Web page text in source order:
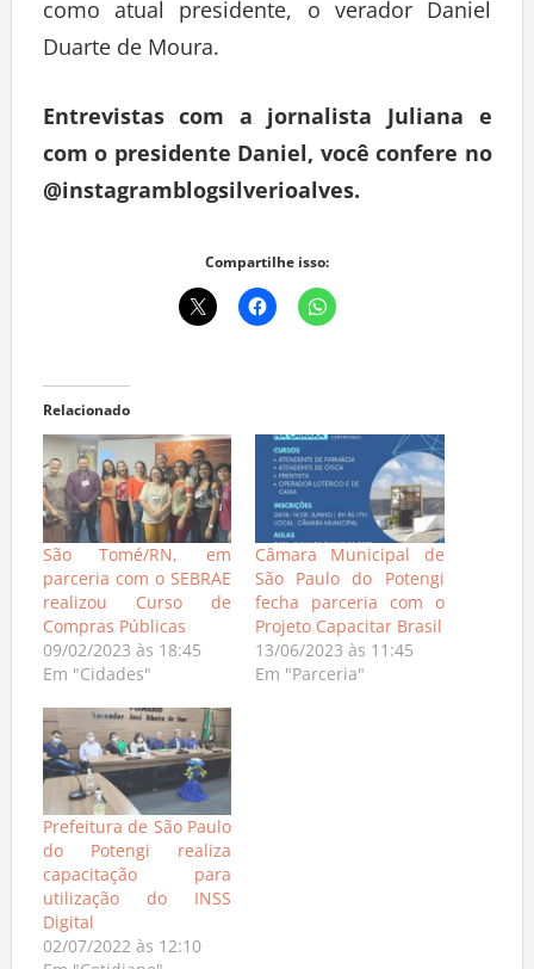
como atual presidente, o verador Daniel
Duarte de Moura.
Entrevistas com a jornalista Juliana e
com o presidente Daniel, você confere no
@instagramblogsilverioalves.
Compartilhe isso:
Relacionado
São Tomé/RN, em
parceria com o SEBRAE
realizou Curso de
Compras Públicas
09/02/2023 às 18:45
Em "Cidades"
Câmara Municipal de
São Paulo do Potengi
fecha parceria com o
Projeto Capacitar Brasil
13/06/2023 às 11:45
Em "Parceria"
Prefeitura de São Paulo
do Potengi realiza
capacitação para
utilização do INSS
Digital
02/07/2022 às 12:10